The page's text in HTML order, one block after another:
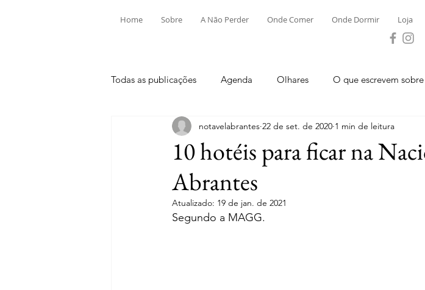
Home Sobre A Não Perder Onde Comer Onde Dormir Loja
Todas as publicações Agenda Olhares O que escrevem
Aldeia do Mato e Souto Alvega e Concavada Bemposta
10 hotéis para ficar na
Abrantes
notavelabrantes 22 de set. de 2020 1 min de leitura
Atualizado: 19 de jan. de 2021
Segundo a MAGG.